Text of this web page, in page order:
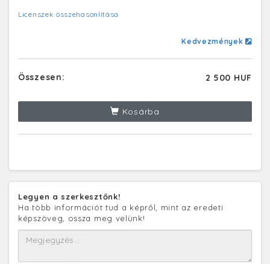
Licenszek összehasonlítása
Kedvezmények
Összesen: 2 500 HUF
Kosárba
Legyen a szerkesztőnk!
Ha több információt tud a képről, mint az eredeti
képszöveg, ossza meg velünk!